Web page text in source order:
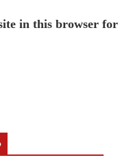
in this browser for